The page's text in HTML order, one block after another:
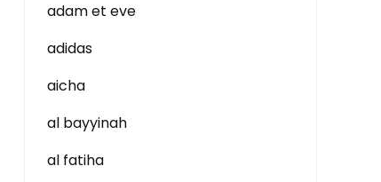
adam et eve
adidas
aicha
al bayyinah
al fatiha